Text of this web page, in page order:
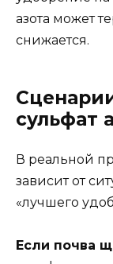
азота может
снижается.
сульфат
В реальной
зависит от
«лучшего
Если почва